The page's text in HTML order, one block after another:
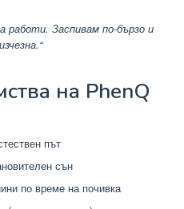
работи. Заспивам по-бързо и
на PhenQ
път
сън
по време на почивка